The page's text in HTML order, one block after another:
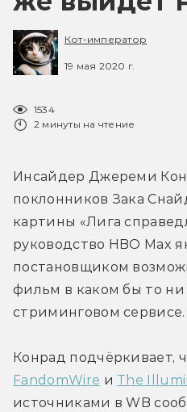
Кот-император
19 мая 2020 г.
1534
2 минуты на чтение
Инсайдер Джереми
поклонников Зака
картины «Лига
руководство HBO Max
постановщиком
фильм в каком бы то
стриминговом сервисе.
FandomWire и The
источниками в WB